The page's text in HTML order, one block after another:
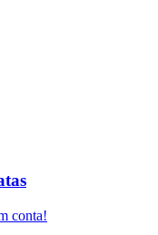
conta!